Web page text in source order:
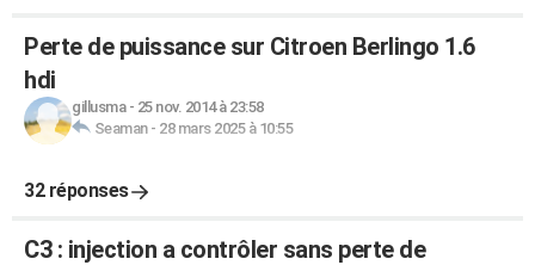
Perte de puissance sur Citroen Berlingo 1.6
hdi
gillusma- 25 nov. 2014 à 23:58
Seaman- 28 mars 2025 à 10:55
32 réponses
C3 : injection a contrôler sans perte de